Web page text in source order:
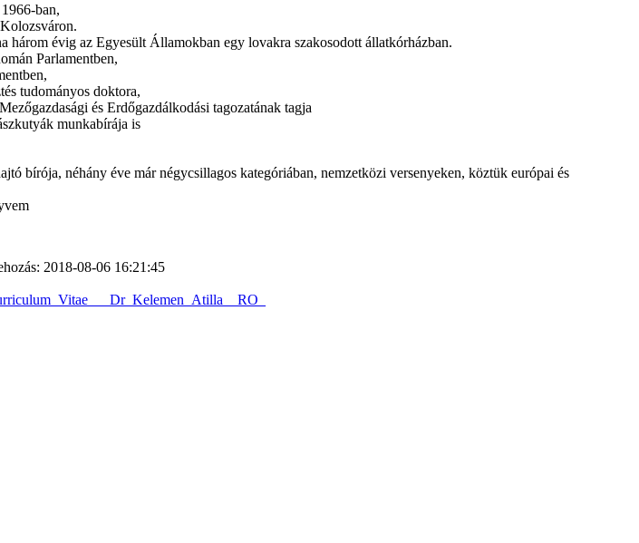
ban,
három évig az Egyesült Államokban egy lovakra szakosodott állatkórházban.
Parlamentben,
tudományos doktora,
és Erdőgazdálkodási tagozatának tagja
munkabírája is
bírója, néhány éve már négycsillagos kategóriában, nemzetközi versenyeken, köztük európai és
2018-08-06 16:21:45